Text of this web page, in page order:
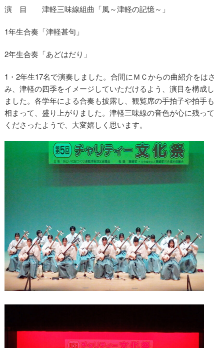
演 目 津軽三味線組曲「風～津軽の記憶～」
1年生合奏「津軽甚句」
2年生合奏「あどはだり」
1・2年生17名で演奏しました。合間にＭＣからの曲紹介をはさ
み、津軽の四季をイメージしていただけるよう、演目を構成し
ました。各学年による合奏も披露し、観覧席の手拍子や拍手も
相まって、盛り上がりました。津軽三味線の音色が心に残って
くださったようで、大変嬉しく思います。